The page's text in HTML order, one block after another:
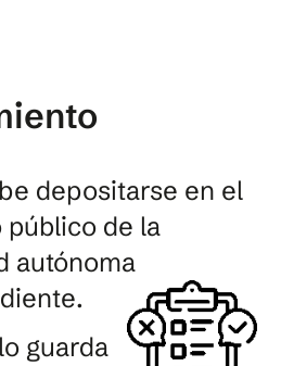
depositarse en el
público de la
autónoma
guarda